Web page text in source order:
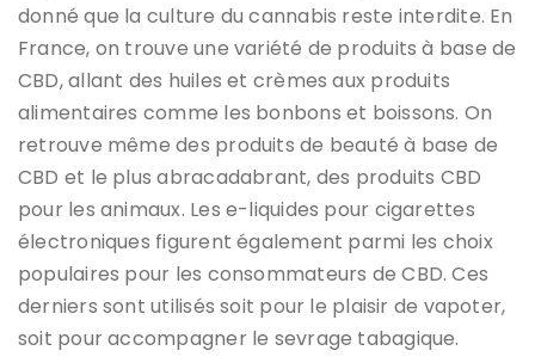
donné que la culture du cannabis reste interdite​​. En
France, on trouve une variété de produits à base de
CBD, allant des huiles et crèmes aux produits
alimentaires comme les bonbons et boissons. On
retrouve même des produits de beauté à base de
CBD et le plus abracadabrant, des produits CBD
pour les animaux. Les e-liquides pour cigarettes
électroniques figurent également parmi les choix
populaires pour les consommateurs de CBD​​. Ces
derniers sont utilisés soit pour le plaisir de vapoter,
soit pour accompagner le sevrage tabagique.